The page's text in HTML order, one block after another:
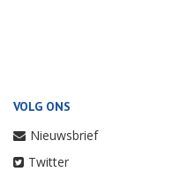
VOLG ONS
Nieuwsbrief
Twitter